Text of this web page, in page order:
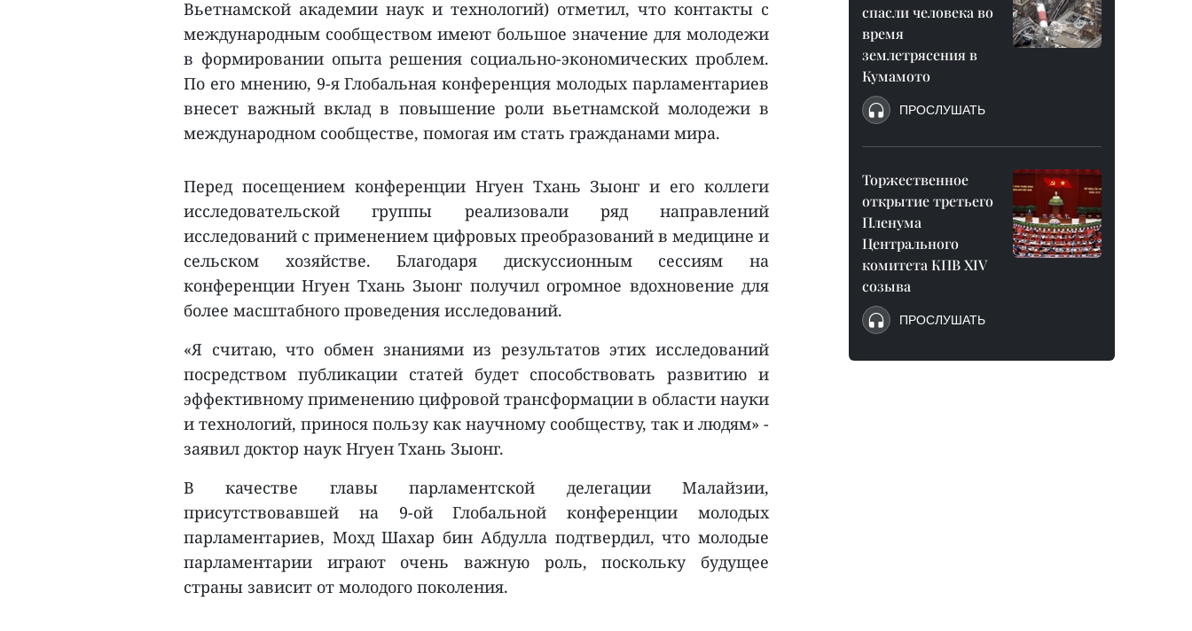
Вьетнамской академии наук и технологий) отметил, что контакты с
международным сообществом имеют большое значение для молодежи
в формировании опыта решения социально-экономических проблем.
По его мнению, 9-я Глобальная конференция молодых парламентариев
внесет важный вклад в повышение роли вьетнамской молодежи в
международном сообществе, помогая им стать гражданами мира.
Перед посещением конференции Нгуен Тхань Зыонг и его коллеги
исследовательской группы реализовали ряд направлений
исследований с применением цифровых преобразований в медицине и
сельском хозяйстве. Благодаря дискуссионным сессиям на
конференции Нгуен Тхань Зыонг получил огромное вдохновение для
более масштабного проведения исследований.
«Я считаю, что обмен знаниями из результатов этих исследований
посредством публикации статей будет способствовать развитию и
эффективному применению цифровой трансформации в области науки
и технологий, принося пользу как научному сообществу, так и людям» -
заявил доктор наук Нгуен Тхань Зыонг.
В качестве главы парламентской делегации Малайзии,
присутствовавшей на 9-ой Глобальной конференции молодых
парламентариев, Мохд Шахар бин Абдулла подтвердил, что молодые
парламентарии играют очень важную роль, поскольку будущее
страны зависит от молодого поколения.
спасли человека во
время
землетрясения в
Кумамото
ПРОСЛУШАТЬ
Торжественное
открытие третьего
Пленума
Центрального
комитета КПВ XIV
созыва
ПРОСЛУШАТЬ